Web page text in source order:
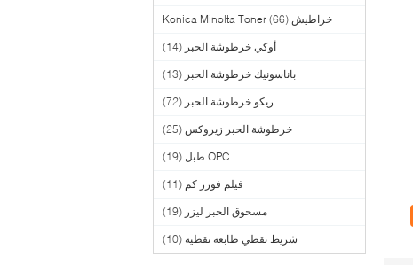
خراطيش Konica Minolta Toner (66)
أوكي خرطوشة الحبر (14)
باناسونيك خرطوشة الحبر (13)
ريكو خرطوشة الحبر (72)
خرطوشة الحبر زيروكس (25)
OPC طبل (19)
فيلم فوزر كم (11)
مسحوق الحبر ليزر (19)
شريط نقطي طابعة نقطية (10)